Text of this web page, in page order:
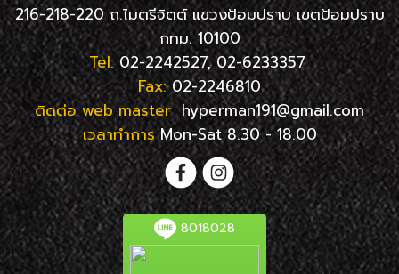
216-218-220 ถ.ไมตรีจิตต์ แขวงป้อมปราบ เขตป้อมปราบ
กทม. 10100
Tel:02-2242527, 02-6233357
Fax:02-2246810
ติดต่อ web masterhyperman191@gmail.com
เวลาทำการMon-Sat 8.30 - 18.00
8018028